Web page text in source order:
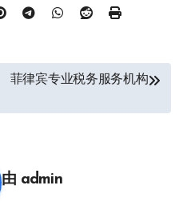
菲律宾专业税务服务机构
由 admin